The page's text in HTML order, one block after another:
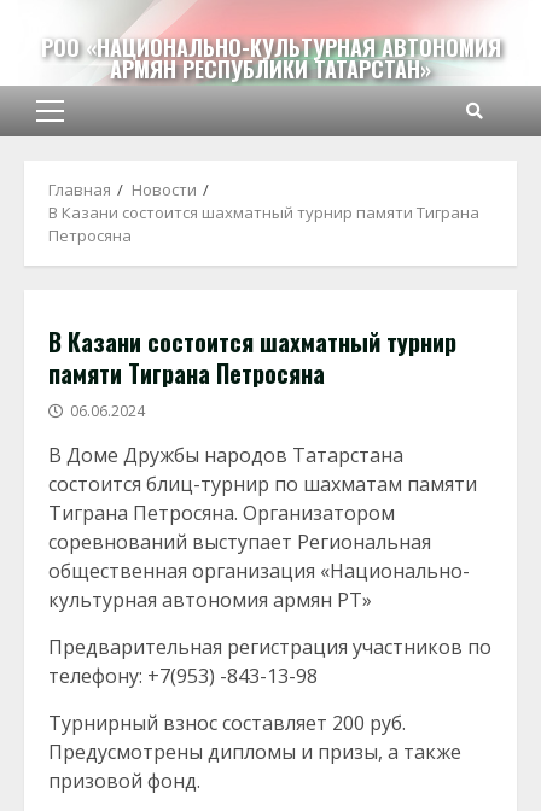
содержимому
РОО «НАЦИОНАЛЬНО-КУЛЬТУРНАЯ АВТОНОМИЯ
АРМЯН РЕСПУБЛИКИ ТАТАРСТАН»
Основное
Главная
Новости
В Казани состоится шахматный турнир памяти Тиграна
Петросяна
В Казани состоится шахматный турнир
памяти Тиграна Петросяна
06.06.2024
В Доме Дружбы народов Татарстана
состоится блиц-турнир по шахматам памяти
Тиграна Петросяна. Организатором
соревнований выступает Региональная
общественная организация «Национально-
культурная автономия армян РТ»
Предварительная регистрация участников по
телефону: +7(953) -843-13-98
Турнирный взнос составляет 200 руб.
Предусмотрены дипломы и призы, а также
призовой фонд.